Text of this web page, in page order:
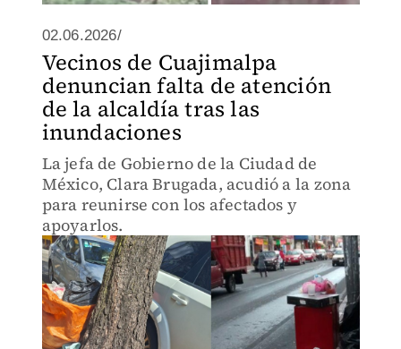
02.06.2026/
Vecinos de Cuajimalpa
denuncian falta de atención
de la alcaldía tras las
inundaciones
La jefa de Gobierno de la Ciudad de
México, Clara Brugada, acudió a la zona
para reunirse con los afectados y
apoyarlos.